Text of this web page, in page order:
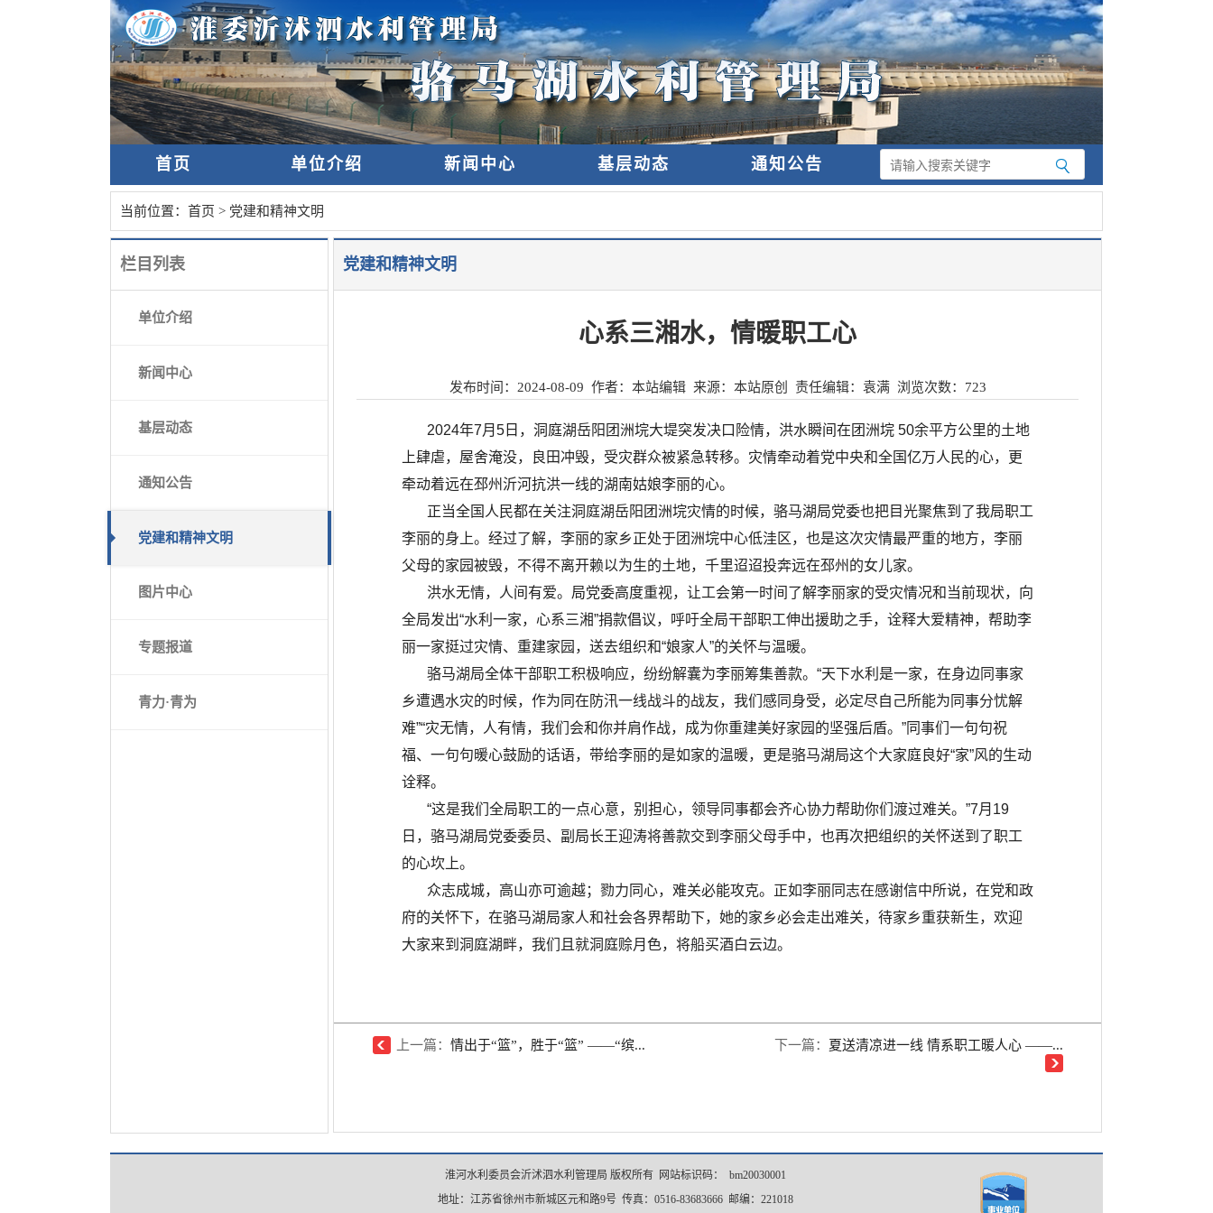
首页 单位介绍 新闻中心 基层动态 通知公告
当前位置： 首页 > 党建和精神文明
栏目列表
单位介绍
新闻中心
基层动态
通知公告
党建和精神文明
图片中心
专题报道
青力·青为
党建和精神文明
心系三湘水，情暖职工心
发布时间： 2024-08-09 作者：本站编辑 来源： 本站原创 责任编辑：袁满浏览次数： 723
2024年7月5日，洞庭湖岳阳团洲垸大堤突发决口险情，洪水瞬间在团洲垸 50余平方公里的土地
上肆虐，屋舍淹没，良田冲毁，受灾群众被紧急转移。灾情牵动着党中央和全国亿万人民的心，更
牵动着远在邳州沂河抗洪一线的湖南姑娘李丽的心。
正当全国人民都在关注洞庭湖岳阳团洲垸灾情的时候，骆马湖局党委也把目光聚焦到了我局职工
李丽的身上。经过了解，李丽的家乡正处于团洲垸中心低洼区，也是这次灾情最严重的地方，李丽
父母的家园被毁，不得不离开赖以为生的土地，千里迢迢投奔远在邳州的女儿家。
洪水无情，人间有爱。局党委高度重视，让工会第一时间了解李丽家的受灾情况和当前现状，向
全局发出“水利一家，心系三湘”捐款倡议，呼吁全局干部职工伸出援助之手，诠释大爱精神，帮助李
丽一家挺过灾情、重建家园，送去组织和“娘家人”的关怀与温暖。
骆马湖局全体干部职工积极响应，纷纷解囊为李丽筹集善款。“天下水利是一家，在身边同事家
乡遭遇水灾的时候，作为同在防汛一线战斗的战友，我们感同身受，必定尽自己所能为同事分忧解
难”“灾无情，人有情，我们会和你并肩作战，成为你重建美好家园的坚强后盾。”同事们一句句祝
福、一句句暖心鼓励的话语，带给李丽的是如家的温暖，更是骆马湖局这个大家庭良好“家”风的生动
诠释。
“这是我们全局职工的一点心意，别担心，领导同事都会齐心协力帮助你们渡过难关。”7月19
日，骆马湖局党委委员、副局长王迎涛将善款交到李丽父母手中，也再次把组织的关怀送到了职工
的心坎上。
众志成城，高山亦可逾越；勠力同心，难关必能攻克。正如李丽同志在感谢信中所说，在党和政
府的关怀下，在骆马湖局家人和社会各界帮助下，她的家乡必会走出难关，待家乡重获新生，欢迎
大家来到洞庭湖畔，我们且就洞庭赊月色，将船买酒白云边。
上一篇： 情出于“篮”，胜于“篮” ——“缤... 下一篇： 夏送清凉进一线 情系职工暖人心 ——...
淮河水利委员会沂沭泗水利管理局 版权所有 网站标识码： bm20030001
地址：江苏省徐州市新城区元和路9号 传真：0516-83683666 邮编：221018